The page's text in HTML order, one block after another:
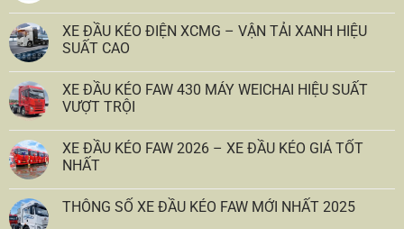
XE ĐẦU KÉO ĐIỆN XCMG – VẬN TẢI XANH HIỆU
SUẤT CAO
XE ĐẦU KÉO FAW 430 MÁY WEICHAI HIỆU SUẤT
VƯỢT TRỘI
XE ĐẦU KÉO FAW 2026 – XE ĐẦU KÉO GIÁ TỐT
NHẤT
THÔNG SỐ XE ĐẦU KÉO FAW MỚI NHẤT 2025